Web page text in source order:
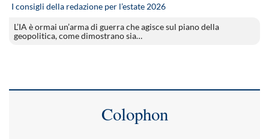
I consigli della redazione per l’estate 2026
L’IA è ormai un’arma di guerra che agisce sul piano della
geopolitica, come dimostrano sia…
Colophon